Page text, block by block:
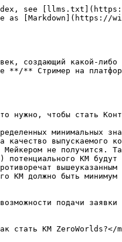
see
[Markdown](https://
создающий какой-
**/** Стример на
чтобы стать
минимальных
выпускаемого
Мейкером не получится.
КМ
КМ должно быть
возможности подачи
стать КМ ZeroWorlds?</